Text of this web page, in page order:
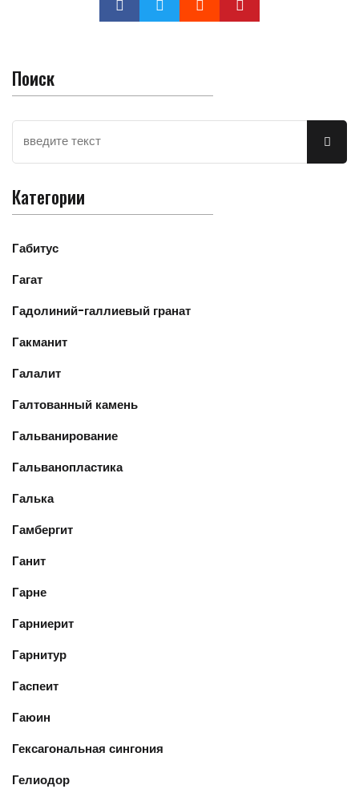
Поиск
Категории
Габитус
Гагат
Гадолиний-галлиевый гранат
Гакманит
Галалит
Галтованный камень
Гальванирование
Гальванопластика
Галька
Гамбергит
Ганит
Гарне
Гарниерит
Гарнитур
Гаспеит
Гаюин
Гексагональная сингония
Гелиодор